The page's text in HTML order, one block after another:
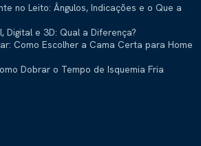
no Leito: Ângulos, Indicações e o Que a
Digital e 3D: Qual a Diferença?
Como Escolher a Cama Certa para Home
Dobrar o Tempo de Isquemia Fria